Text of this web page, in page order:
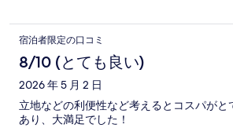
宿泊者限定の口コミ
8/10 (とても良い)
2026 年 5 月 2 日
立地などの利便性など考えるとコスパがと
あり、大満足でした！